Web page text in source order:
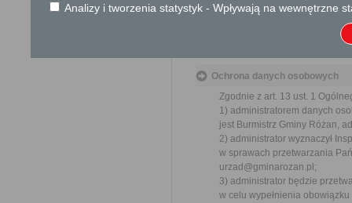
Podstawa prawna
Ustawa z dnia 14
Ustawa z dnia 6
Ochrona danych osobowych
Zgodnie z art. 13 ust. 1
1) administratorem danych
jest Burmistrz Gminy Różan,
2) administrator wyznaczył
w sprawach przetwarzania
urzad@gminarozan.pl;
3) administrator będzie
w celu wypełnienia
Analizy i tworzenia statystyk - Wpływają na wewnętrzne